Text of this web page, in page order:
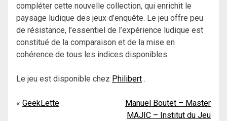
compléter cette nouvelle collection, qui enrichit le
paysage ludique des jeux d’enquête. Le jeu offre peu
de résistance, l’essentiel de l’expérience ludique est
constitué de la comparaison et de la mise en
cohérence de tous les indices disponibles.
Le jeu est disponible chez Philibert .
Navigation
GeekLette
Manuel Boutet – Master
MAJIC – Institut du Jeu